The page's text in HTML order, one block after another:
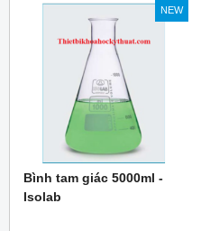
NEW
Bình tam giác 5000ml -
Isolab